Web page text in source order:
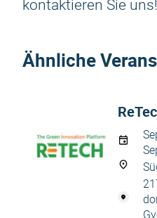
kontaktieren Sie uns!
Ähnliche